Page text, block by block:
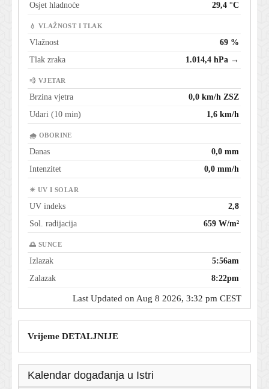
Osjet hladnoće
29,4 °C
💧 VLAŽNOST I TLAK
Vlažnost
69 %
Tlak zraka
1.014,4 hPa →
💨 VJETAR
Brzina vjetra
0,0 km/h ZSZ
Udari (10 min)
1,6 km/h
🌧 OBORINE
Danas
0,0 mm
Intenzitet
0,0 mm/h
☀ UV I SOLAR
UV indeks
2,8
Sol. radijacija
659 W/m²
🌅 SUNCE
Izlazak
5:56am
Zalazak
8:22pm
Last Updated on Aug 8 2026, 3:32 pm CEST
Vrijeme DETALJNIJE
Kalendar događanja u Istri